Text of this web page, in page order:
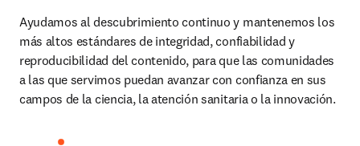
Ayudamos al descubrimiento continuo y mantenemos los
más altos estándares de integridad, confiabilidad y
reproducibilidad del contenido, para que las comunidades
a las que servimos puedan avanzar con confianza en sus
campos de la ciencia, la atención sanitaria o la innovación.